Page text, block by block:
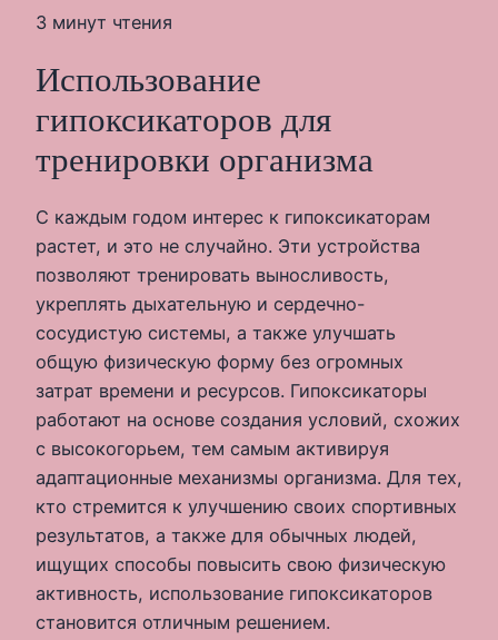
3 минут чтения
Использование
гипоксикаторов для
тренировки организма
С каждым годом интерес к гипоксикаторам
растет, и это не случайно. Эти устройства
позволяют тренировать выносливость,
укреплять дыхательную и сердечно-
сосудистую системы, а также улучшать
общую физическую форму без огромных
затрат времени и ресурсов. Гипоксикаторы
работают на основе создания условий, схожих
с высокогорьем, тем самым активируя
адаптационные механизмы организма. Для тех,
кто стремится к улучшению своих спортивных
результатов, а также для обычных людей,
ищущих способы повысить свою физическую
активность, использование гипоксикаторов
становится отличным решением.